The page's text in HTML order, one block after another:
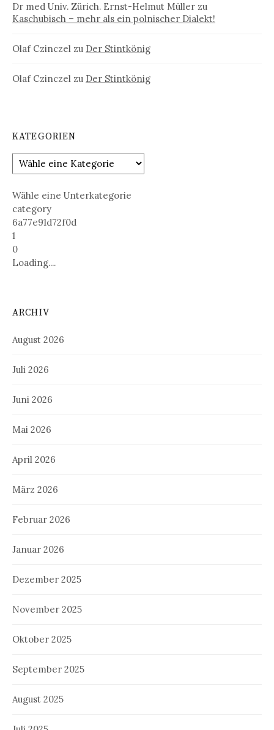
Dr med Univ. Zürich. Ernst-Helmut Müller zu
Kaschubisch – mehr als ein polnischer Dialekt!
Olaf Czinczel zu Der Stintkönig
Olaf Czinczel zu Der Stintkönig
KATEGORIEN
Wähle eine Unterkategorie
category
6a77e91d72f0d
1
0
Loading....
ARCHIV
August 2026
Juli 2026
Juni 2026
Mai 2026
April 2026
März 2026
Februar 2026
Januar 2026
Dezember 2025
November 2025
Oktober 2025
September 2025
August 2025